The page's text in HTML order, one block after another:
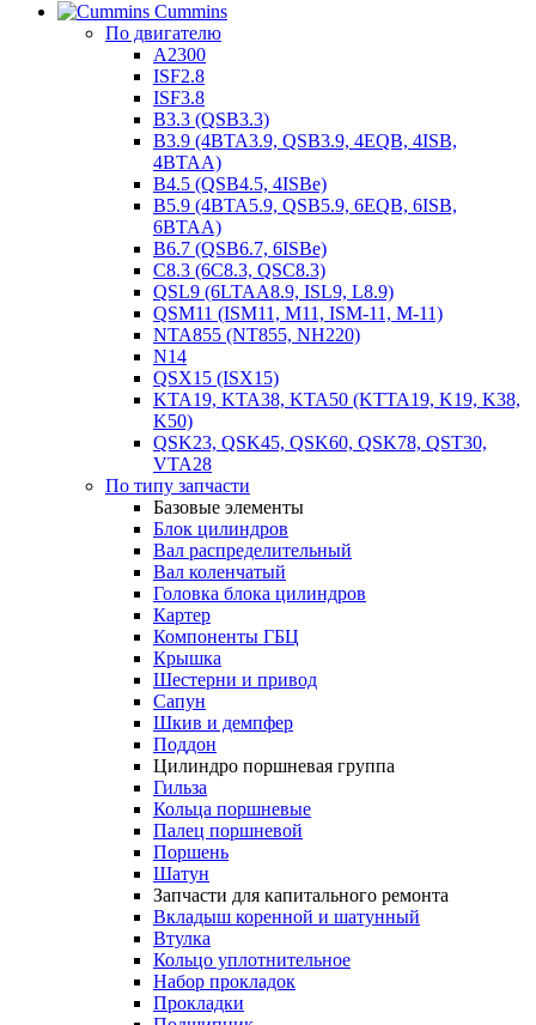
Cummins
По двигателю
A2300
ISF2.8
ISF3.8
B3.3 (QSB3.3)
B3.9 (4BTA3.9, QSB3.9, 4EQB, 4ISB,
4BTAA)
B4.5 (QSB4.5, 4ISBe)
B5.9 (4BTA5.9, QSB5.9, 6EQB, 6ISB,
6BTAA)
B6.7 (QSB6.7, 6ISBe)
C8.3 (6C8.3, QSC8.3)
QSL9 (6LTAA8.9, ISL9, L8.9)
QSM11 (ISM11, M11, ISM-11, M-11)
NTA855 (NT855, NH220)
N14
QSX15 (ISX15)
KTA19, KTA38, KTA50 (KTTA19, K19, K38,
K50)
QSK23, QSK45, QSK60, QSK78, QST30,
VTA28
По типу запчасти
Базовые элементы
Блок цилиндров
Вал распределительный
Вал коленчатый
Головка блока цилиндров
Картер
Компоненты ГБЦ
Крышка
Шестерни и привод
Сапун
Шкив и демпфер
Поддон
Цилиндро поршневая группа
Гильза
Кольца поршневые
Палец поршневой
Поршень
Шатун
Запчасти для капитального ремонта
Вкладыш коренной и шатунный
Втулка
Кольцо уплотнительное
Набор прокладок
Прокладки